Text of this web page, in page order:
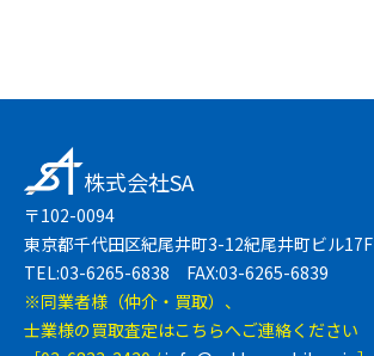
株式会社SA
〒102-0094
東京都千代田区紀尾井町3-12紀尾井町ビル17F
TEL:03-6265-6838 FAX:03-6265-6839
※同業者様（仲介・買取）、
士業様の買取査定はこちらへご連絡ください